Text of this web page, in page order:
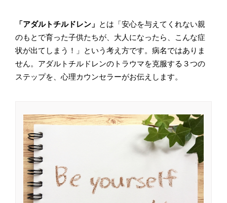
「アダルトチルドレン」 とは「安心を与えてくれない親
のもとで育った子供たちが、大人になったら、こんな症
状が出てしまう！」という考え方です。病名ではありま
せん。アダルトチルドレンのトラウマを克服する３つの
ステップを、心理カウンセラーがお伝えします。